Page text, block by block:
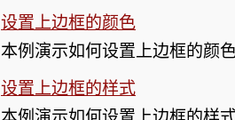
设置上边框的颜色
本例演示如何设置上边框的颜
设置上边框的样式